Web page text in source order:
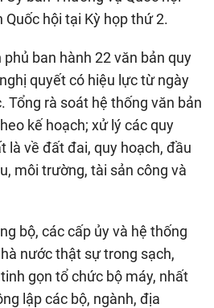
hội tại Kỳ họp thứ 2.
ban hành 22 văn bản quy
quyết có hiệu lực từ ngày
rà soát hệ thống văn bản
kế hoạch; xử lý các quy
là về đất đai, quy hoạch, đầu
môi trường, tài sản công và
bộ, các cấp ủy và hệ thống
nước thật sự trong sạch,
gọn tổ chức bộ máy, nhất
lập các bộ, ngành, địa